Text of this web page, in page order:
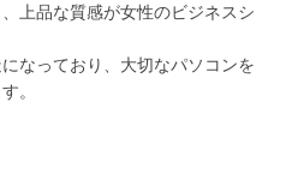
上品な質感が女性のビジネスシ
なっており、大切なパソコンを
。